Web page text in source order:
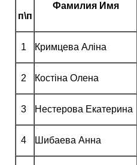
п\п
Фамилия Имя
1 Кримцева Аліна
2 Костіна Олена
3 Нестерова Екатерина
4 Шибаева Анна